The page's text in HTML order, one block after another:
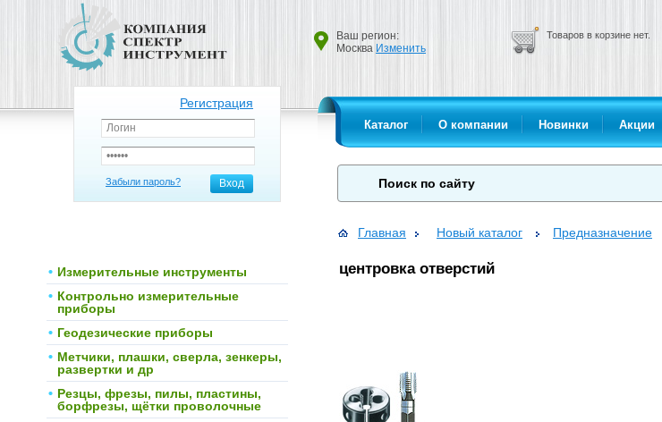
Ваш регион:
Москва Изменить
Товаров в корзине нет.
Регистрация
Забыли пароль? Вход
Каталог О компании Новинки Акции
Главная Новый каталог Предназначение
Измерительные инструменты
Контрольно измерительные
приборы
Геодезические приборы
Метчики, плашки, сверла, зенкеры,
развертки и др
Резцы, фрезы, пилы, пластины,
борфрезы, щётки проволочные
центровка отверстий